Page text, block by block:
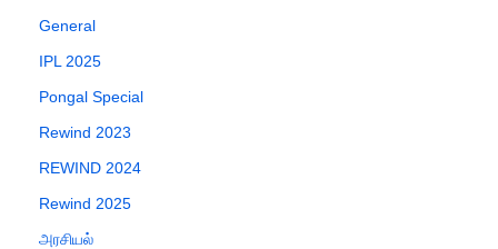
General
IPL 2025
Pongal Special
Rewind 2023
REWIND 2024
Rewind 2025
அரசியல்